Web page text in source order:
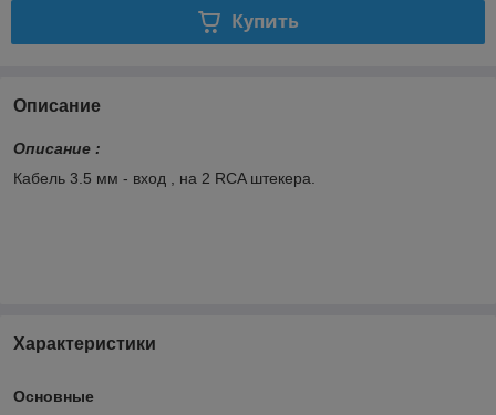
Купить
Описание
Описание :
Кабель 3.5 мм - вход , на 2 RCA штекера.
Характеристики
Основные